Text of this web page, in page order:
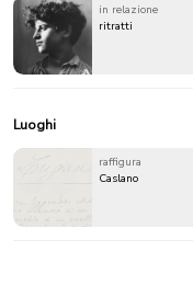
in relazione
ritratti
Luoghi
raffigura
Caslano